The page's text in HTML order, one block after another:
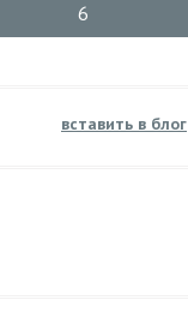
6
вставить в блог